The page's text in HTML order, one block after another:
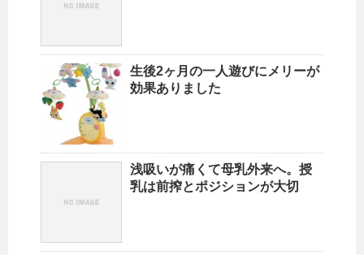
生後2ヶ月の一人遊びにメリーが
効果ありました
浅吸いが痛くて母乳外来へ。授
乳は前搾とポジションが大切